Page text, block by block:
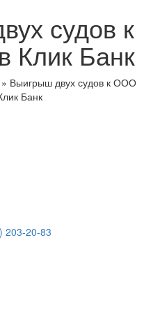
203-20-83
судов к
Банк
» Выигрыш двух судов к ООО
Банк